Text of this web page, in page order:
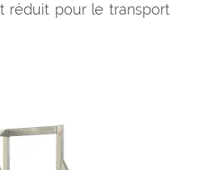
réduit pour le transport